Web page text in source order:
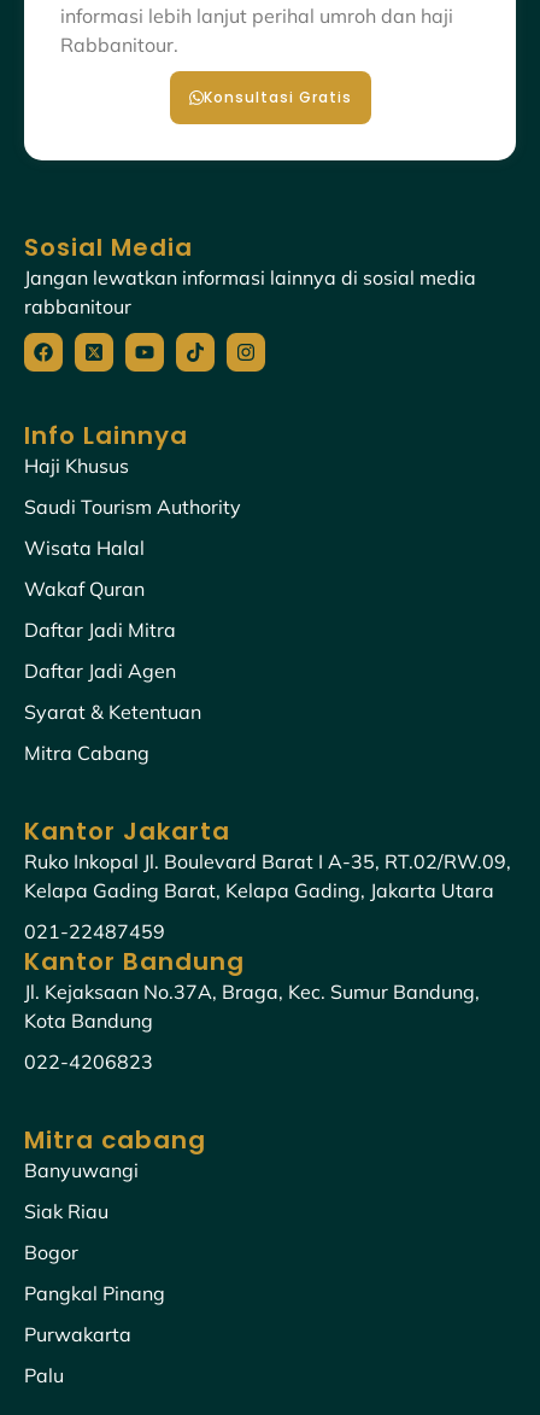
informasi lebih lanjut perihal umroh dan haji
Rabbanitour.
Konsultasi Gratis
Sosial Media
Jangan lewatkan informasi lainnya di sosial media
rabbanitour
Facebook
X-
twitter-
YoutubeTiktokInstagram
Info Lainnya
Haji Khusus
Saudi Tourism Authority
Wisata Halal
Wakaf Quran
Daftar Jadi Mitra
Daftar Jadi Agen
Syarat & Ketentuan
Mitra Cabang
Kantor Jakarta
Ruko Inkopal Jl. Boulevard Barat I A-35, RT.02/RW.09,
Kelapa Gading Barat, Kelapa Gading, Jakarta Utara
021-22487459
Kantor Bandung
Jl. Kejaksaan No.37A, Braga, Kec. Sumur Bandung,
Kota Bandung
022-4206823
Mitra cabang
Banyuwangi
Siak Riau
Bogor
Pangkal Pinang
Purwakarta
Palu